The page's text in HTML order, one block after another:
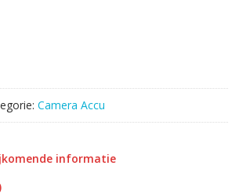
Camera Accu
informatie